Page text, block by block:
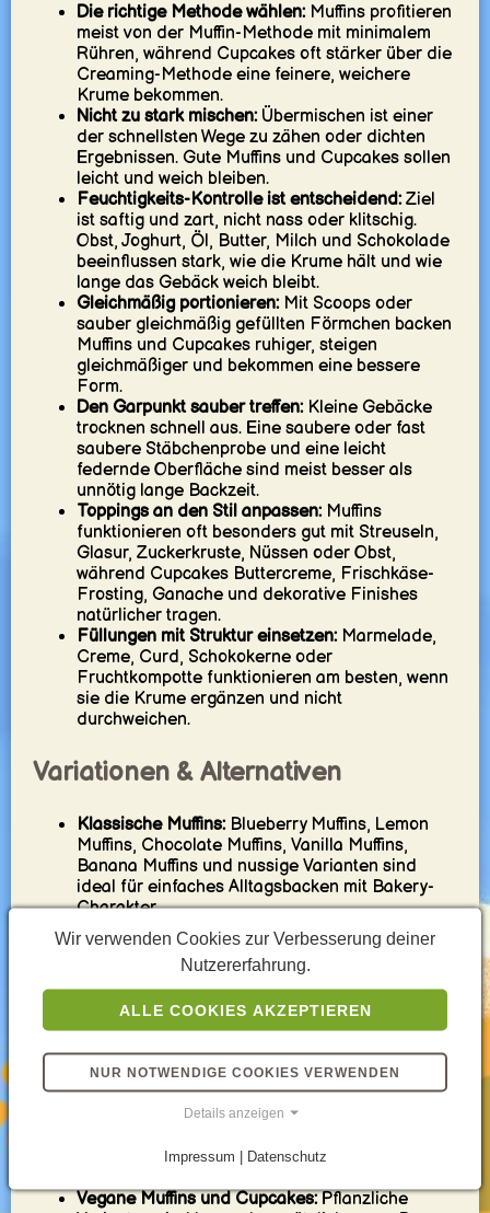
Die richtige Methode wählen:Muffins profitieren
meist von der Muffin-Methode mit minimalem
Rühren, während Cupcakes oft stärker über die
Creaming-Methode eine feinere, weichere
Krume bekommen.
Nicht zu stark mischen:Übermischen ist einer
der schnellsten Wege zu zähen oder dichten
Ergebnissen. Gute Muffins und Cupcakes sollen
leicht und weich bleiben.
Feuchtigkeits-Kontrolle ist entscheidend:Ziel
ist saftig und zart, nicht nass oder klitschig.
Obst, Joghurt, Öl, Butter, Milch und Schokolade
beeinflussen stark, wie die Krume hält und wie
lange das Gebäck weich bleibt.
Gleichmäßig portionieren:Mit Scoops oder
sauber gleichmäßig gefüllten Förmchen backen
Muffins und Cupcakes ruhiger, steigen
gleichmäßiger und bekommen eine bessere
Form.
Den Garpunkt sauber treffen:Kleine Gebäcke
trocknen schnell aus. Eine saubere oder fast
saubere Stäbchenprobe und eine leicht
federnde Oberfläche sind meist besser als
unnötig lange Backzeit.
Toppings an den Stil anpassen:Muffins
funktionieren oft besonders gut mit Streuseln,
Glasur, Zuckerkruste, Nüssen oder Obst,
während Cupcakes Buttercreme, Frischkäse-
Frosting, Ganache und dekorative Finishes
natürlicher tragen.
Füllungen mit Struktur einsetzen:Marmelade,
Creme, Curd, Schokokerne oder
Fruchtkompotte funktionieren am besten, wenn
sie die Krume ergänzen und nicht
durchweichen.
Variationen & Alternativen
Klassische Muffins:Blueberry Muffins, Lemon
Muffins, Chocolate Muffins, Vanilla Muffins,
Banana Muffins und nussige Varianten sind
ideal für einfaches Alltagsbacken mit Bakery-
Charakter.
Cupcakes mit Frosting:
Vanilla Cupcakes,
Chocolate Cupcakes und festlichere Varianten
sind besonders stark, wenn Du eine weichere
Krume und ein dekorativeres Finish suchst.
Gefüllte Muffins und Cupcakes:Mit Marmelade,
Creme, Curd oder Schokokern gefüllte
Varianten funktionieren besonders gut, wenn
das kleine Gebäck verspielter oder
dessertartiger wirken soll.
Mini- und Jumbo-Versionen:Mini Muffins passen
Jumbo Muffins mehr Bakery-Wirkung für
Vegane Muffins und Cupcakes:Pflanzliche
Wir verwenden Cookies zur Verbesserung deiner
Nutzererfahrung.
ALLE COOKIES AKZEPTIEREN
NUR NOTWENDIGE COOKIES VERWENDEN
Details anzeigen
Impressum | Datenschutz